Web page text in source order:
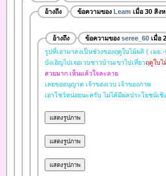
อ้างถึง ข้อความของ Leam เมื่อ 30 สิง
อ้างถึง ข้อความของ seree_60เมื่อ
รูปที่เอามาลงเป็นช่วงของฤดูใบไม้ผลิ ( เมย
บังเอิญไปเจอเวบชาวบ้านเขาไปเที่ยวฤดูใบไ
สวยมาก เห็นแล้วใจละลาย
เลยขออนุญาต เจ้าของเวบ เจ้าของภาพ
เอาโชว์หน่อยนะครับ ไม่ได้มีผลประโยชน์เ